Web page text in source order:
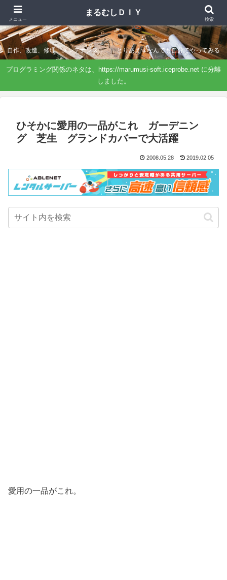
まるむしＤＩＹ
自作、改造、修理、メンテナンス．．．とりあえずなんでも自分でやってみる
プログラミング関係のネタは、https://marumusi-soft.iceprobe.net に分離
しました。
ひそかに愛用の一品がこれ ガーデニン
グ 芝生 グランドカバーで大活躍
2008.05.28 2019.02.05
愛用の一品がこれ。
メニュー
まるむしＤＩＹ
検索